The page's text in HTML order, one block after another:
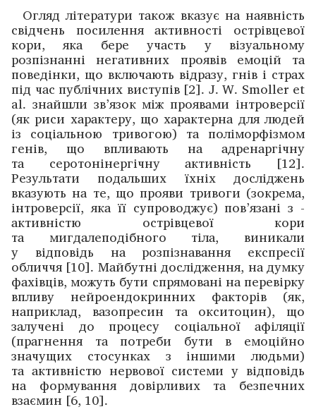
Огляд літератури також вказує на наявність
свідчень посилення активності острівцевої
кори, яка бере участь у візуальному
розпізнанні негативних проявів емоцій та
поведінки, що включають відразу, гнів і страх
під час пуб­лічних виступів [2]. J. W. Smoller et
al. ­знайшли ­зв’язок між проявами інтроверсії
(як риси ­характеру, що характерна для людей
із соціальною тривогою) та поліморфізмом
генів, що впливають на адренаргічну
та серотонінергічну активність [12].
Результати подальших їхніх досліджень
вказують на те, що прояви тривоги (­зокрема,
інтроверсії, яка її супроводжує) пов’язані з ­
активністю острівцевої кори
та мигдалеподібного тіла, виникали
у відповідь на розпізнавання експресії
обличчя [10]. Майбутні дослідження, на думку
фахівців, можуть бути спрямовані на перевірку
впливу нейроендокринних факторів (як,
наприклад, вазопресин та окситоцин), що
залучені до процесу соціальної афіляції
(прагнення та потреби бути в емоційно
значущих стосунках з іншими людьми)
та активністю нервової системи у відповідь
на формування довірливих та безпечних
взаємин [6, 10].